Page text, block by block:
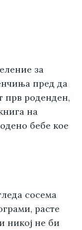
за
пред да
прв роденден,
на
бебе кое
сосема
расте
никој не би